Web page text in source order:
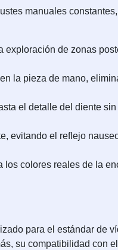
manuales
de zonas
la pieza de mano,
el detalle del diente
evitando el reflejo
los colores reales de la
para el estándar de
su compatibilidad con